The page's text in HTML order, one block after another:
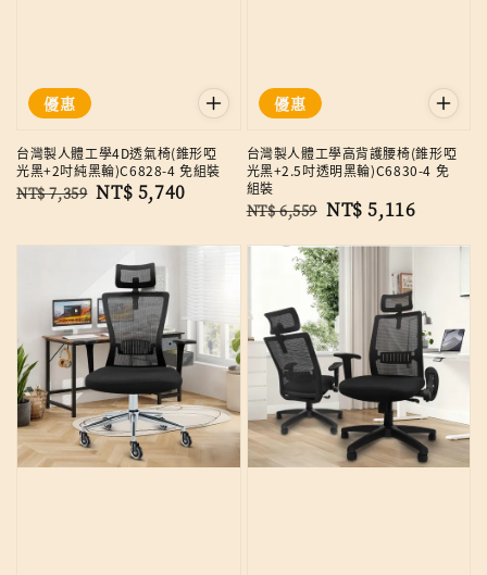
優惠
台灣製人體工學4D透氣椅(錐形啞
光黑+2吋純黑輪)C6828-4 免組裝
Regular
NT$ 7,359 Sale
NT$ 5,740
優惠
台灣製人體工學高背護腰椅(錐形啞
光黑+2.5吋透明黑輪)C6830-4 免
組裝
Regular
NT$ 6,559 Sale
NT$ 5,116